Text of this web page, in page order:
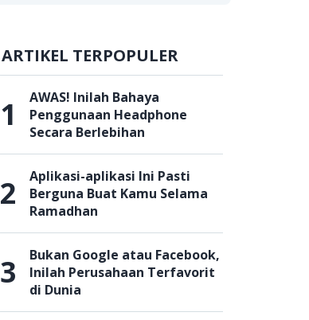
ARTIKEL TERPOPULER
1
AWAS! Inilah Bahaya
Penggunaan Headphone
Secara Berlebihan
2
Aplikasi-aplikasi Ini Pasti
Berguna Buat Kamu Selama
Ramadhan
3
Bukan Google atau Facebook,
Inilah Perusahaan Terfavorit
di Dunia